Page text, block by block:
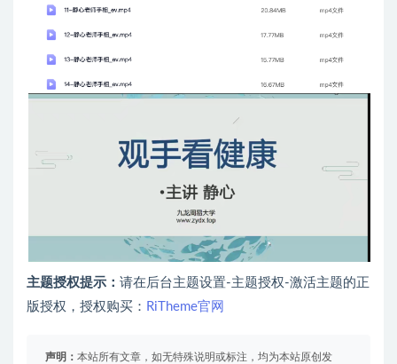
主题授权提示： 请在后台主题设置-主题授权-激活主题的正
版授权，授权购买： RiTheme官网
声明： 本站所有文章，如无特殊说明或标注，均为本站原创发